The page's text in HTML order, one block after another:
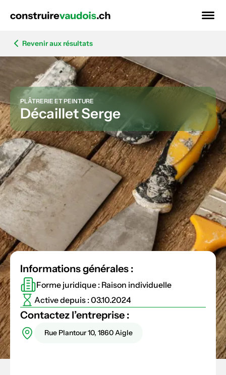
Revenir aux résultats
PLÂTRERIE ET PEINTURE
Décaillet Serge
Informations générales :
Forme juridique : Raison individuelle
Active depuis : 03.10.2024
Contactez l’entreprise :
Rue Plantour 10, 1860 Aigle